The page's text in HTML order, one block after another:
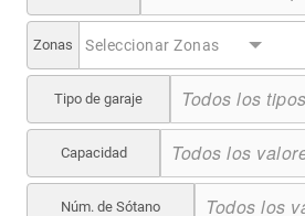
Zonas Seleccionar Zonas
Tipo de garaje
Capacidad
Núm. de Sótano